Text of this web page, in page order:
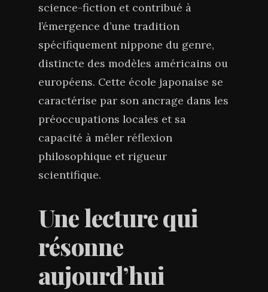
science-fiction et contribué à
l’émergence d’une tradition
spécifiquement nippone du genre,
distincte des modèles américains ou
européens. Cette école japonaise se
caractérise par son ancrage dans les
préoccupations locales et sa
capacité à mêler réflexion
philosophique et rigueur
scientifique.
Une lecture qui
résonne
aujourd’hui